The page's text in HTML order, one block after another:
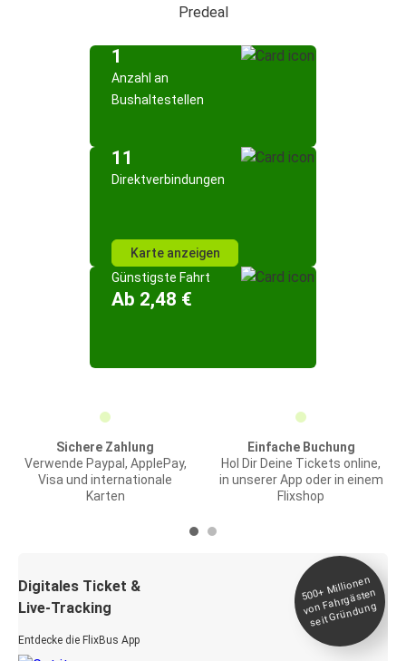
Predeal
1
Anzahl an
Bushaltestellen
11
Direktverbindungen
Karte anzeigen
Günstigste Fahrt
Ab 2,48 €
Sichere Zahlung
Verwende Paypal, ApplePay,
Visa und internationale
Karten
Einfache Buchung
Hol Dir Deine Tickets online,
in unserer App oder in einem
Flixshop
Digitales Ticket &
Live-Tracking
Entdecke die FlixBus App
500+
Millionen
von Fahrgästen
seit
Gründung